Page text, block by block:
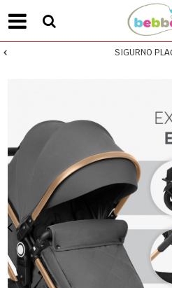
SIGURNO